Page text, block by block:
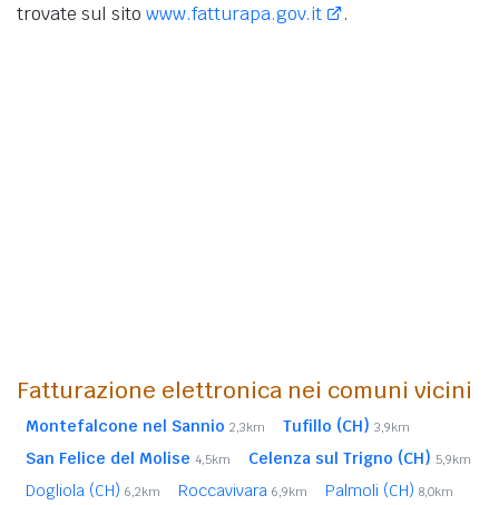
trovate sul sito www.fatturapa.gov.it .
Fatturazione elettronica nei comuni vicini
Montefalcone nel Sannio 2,3km Tufillo (CH) 3,9km
San Felice del Molise 4,5km Celenza sul Trigno (CH) 5,9km
Dogliola (CH) 6,2km Roccavivara 6,9km Palmoli (CH) 8,0km